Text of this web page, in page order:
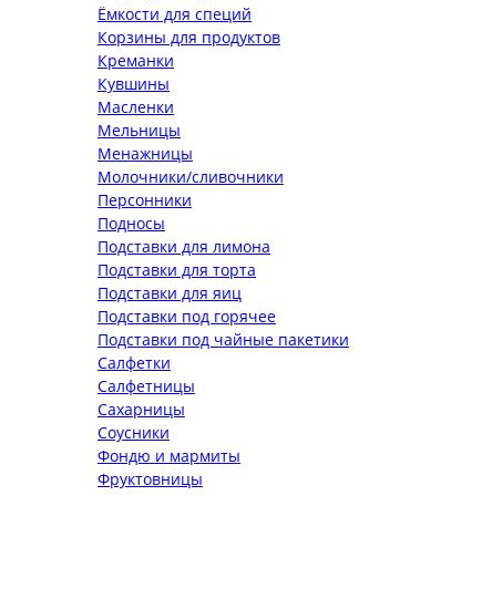
Ёмкости для специй
Корзины для продуктов
Креманки
Кувшины
Масленки
Мельницы
Менажницы
Молочники/сливочники
Персонники
Подносы
Подставки для лимона
Подставки для торта
Подставки для яиц
Подставки под горячее
Подставки под чайные пакетики
Салфетки
Салфетницы
Сахарницы
Соусники
Фондю и мармиты
Фруктовницы